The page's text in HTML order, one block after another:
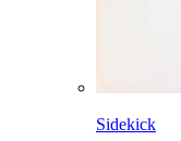
Sidekick